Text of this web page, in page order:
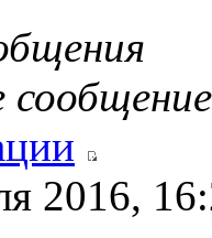
сообщение
2016,